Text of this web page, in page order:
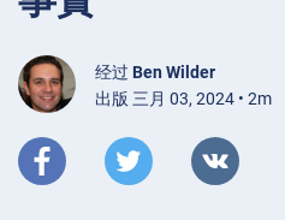
经过 Ben Wilder
出版 三月 03, 2024 • 2m